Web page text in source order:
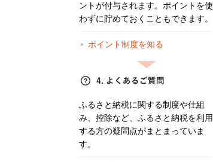
ントが付与されます。ポイントを使
わずに貯めておくこともできます。
ポイント制度を知る
ふるさと納税に関する制度や仕組
み、控除など、ふるさと納税を利用
する方の疑問点がまとまっていま
す。